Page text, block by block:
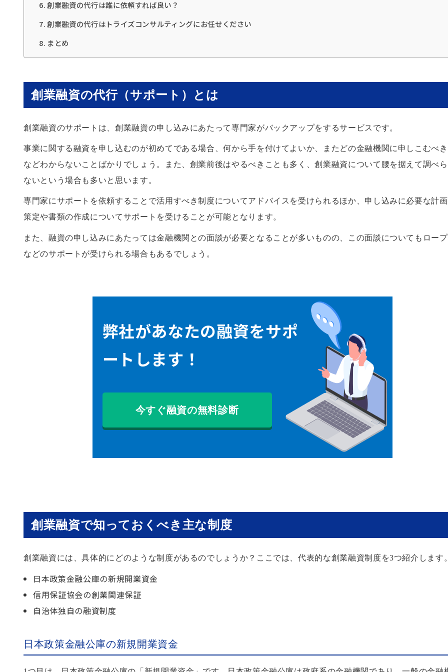
創業融資の代行は誰に依頼すれば良い？
創業融資の代行はトライズコンサルティングにお任せください
まとめ
創業融資の代行（サポート）とは
創業融資のサポートは、創業融資の申し込みにあたって専門家がバックアップをするサービスです。
事業に関する融資を申し込むのが初めてである場合、何から手を付けてよいか、またどの金融機関に申しこむべ
などわからないことばかりでしょう。また、創業前後はやるべきことも多く、創業融資について腰を据えて調べ
ないという場合も多いと思います。
専門家にサポートを依頼することで活用すべき制度についてアドバイスを受けられるほか、申し込みに必要な計
策定や書類の作成についてサポートを受けることが可能となります。
また、融資の申し込みにあたっては金融機関との面談が必要となることが多いものの、この面談についてもロー
などのサポートが受けられる場合もあるでしょう。
弊社があなたの融資をサポ
ートします！
今すぐ融資の無料診断
創業融資で知っておくべき主な制度
創業融資には、具体的にどのような制度があるのでしょうか？ここでは、代表的な創業融資制度を3つ紹介します
日本政策金融公庫の新規開業資金
信用保証協会の創業関連保証
自治体独自の融資制度
日本政策金融公庫の新規開業資金